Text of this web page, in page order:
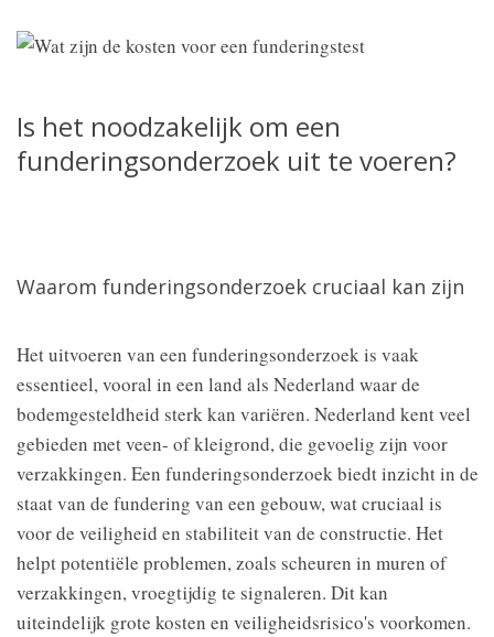
Is het noodzakelijk om een
funderingsonderzoek uit te voeren?
Waarom funderingsonderzoek cruciaal kan zijn
Het uitvoeren van een funderingsonderzoek is vaak
essentieel, vooral in een land als Nederland waar de
bodemgesteldheid sterk kan variëren. Nederland kent veel
gebieden met veen- of kleigrond, die gevoelig zijn voor
verzakkingen. Een funderingsonderzoek biedt inzicht in de
staat van de fundering van een gebouw, wat cruciaal is
voor de veiligheid en stabiliteit van de constructie. Het
helpt potentiële problemen, zoals scheuren in muren of
verzakkingen, vroegtijdig te signaleren. Dit kan
uiteindelijk grote kosten en veiligheidsrisico's voorkomen.